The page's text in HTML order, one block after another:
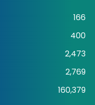
166
400
2,473
2,769
160,379